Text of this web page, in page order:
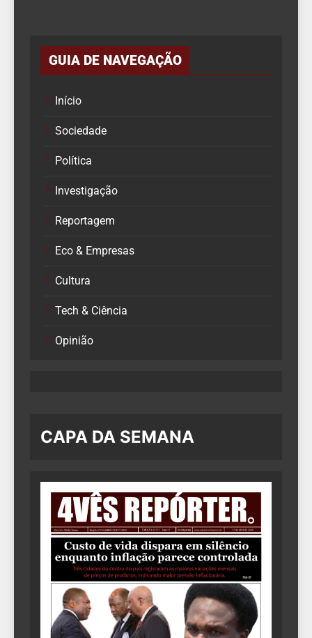
GUIA DE NAVEGAÇÃO
Início
Sociedade
Política
Investigação
Reportagem
Eco & Empresas
Cultura
Tech & Ciência
Opinião
CAPA DA SEMANA